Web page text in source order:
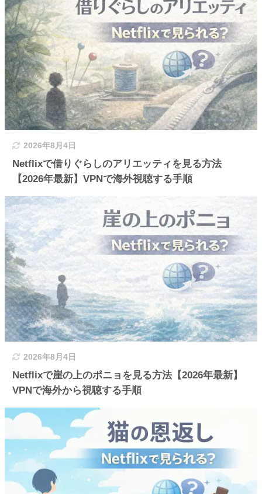
2026年8月4日
Netflixで借りぐらしのアリエッティを見る方法
【2026年最新】VPNで海外視聴する手順
2026年8月4日
Netflixで崖の上のポニョを見る方法【2026年最新】
VPNで海外から視聴する手順